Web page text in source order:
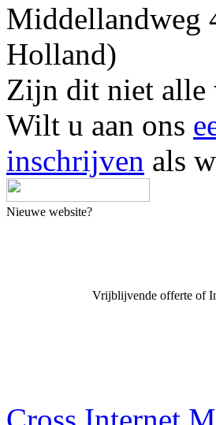
Middellandweg
Holland)
Zijn dit niet alle
Wilt u aan ons
inschrijven als
Nieuwe website?
Vrijblijvende offerte of